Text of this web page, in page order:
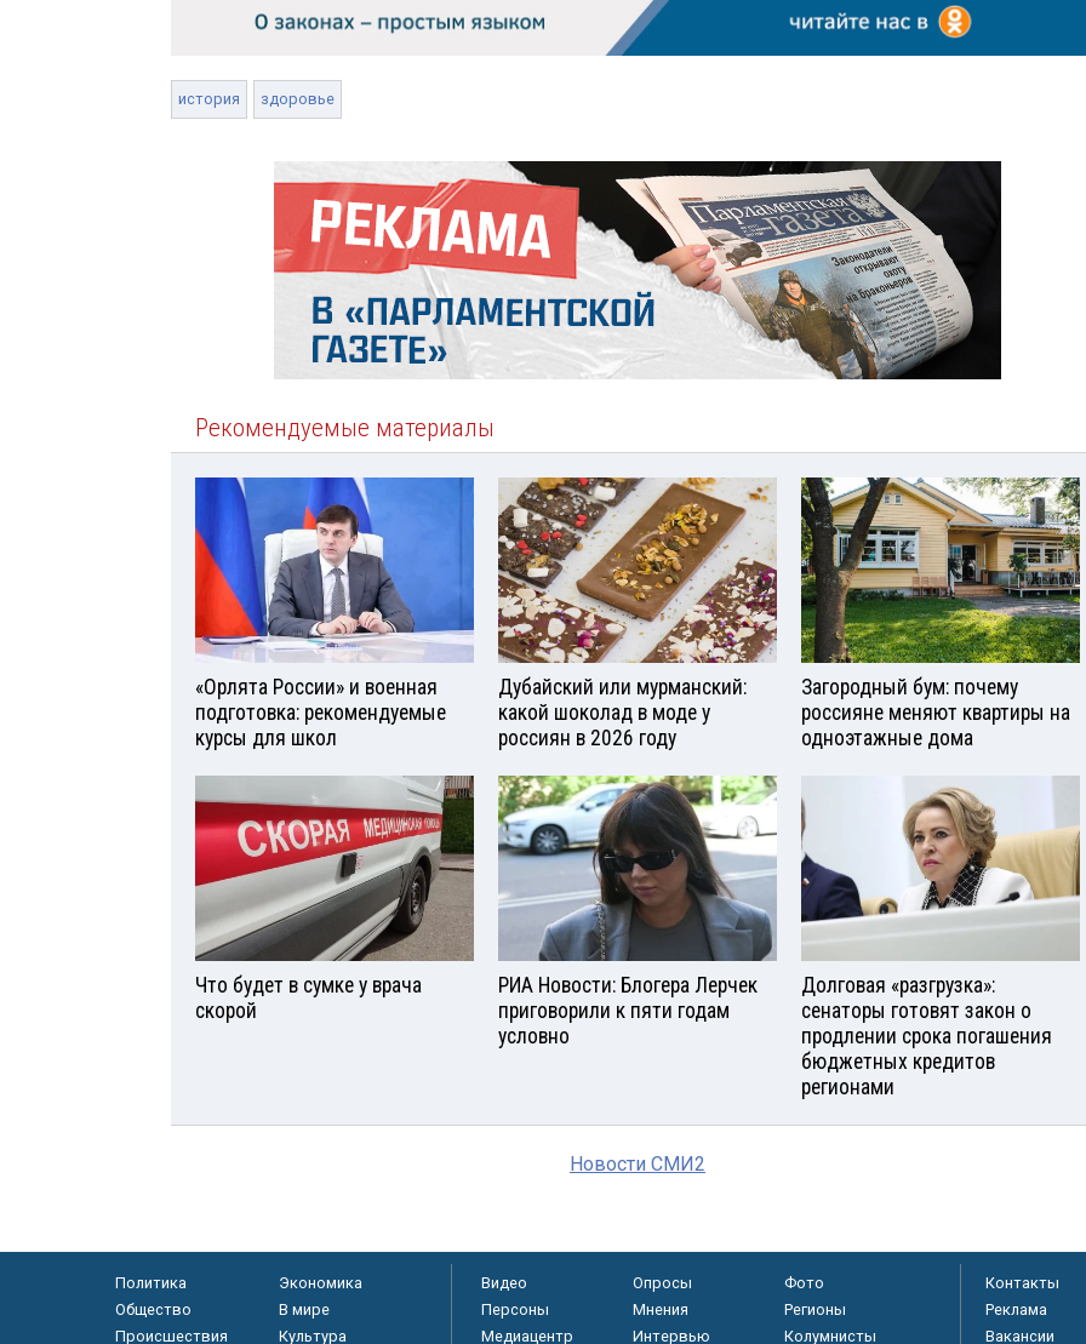
история здоровье
Рекомендуемые материалы
«Орлята России» и военная
подготовка: рекомендуемые
курсы для школ
Дубайский или мурманский:
какой шоколад в моде у
россиян в 2026 году
Загородный бум: почему
россияне меняют квартиры на
одноэтажные дома
Что будет в сумке у врача
скорой
РИА Новости: Блогера Лерчек
приговорили к пяти годам
условно
Долговая «разгрузка»:
сенаторы готовят закон о
продлении срока погашения
бюджетных кредитов
регионами
Новости СМИ2
Политика
Экономика
Общество
В мире
Происшествия
Культура
Видео Опросы
Фото
Персоны
Мнения
Регионы
Медиацентр
Интервью Колумнисты
Контакты
Реклама
Вакансии